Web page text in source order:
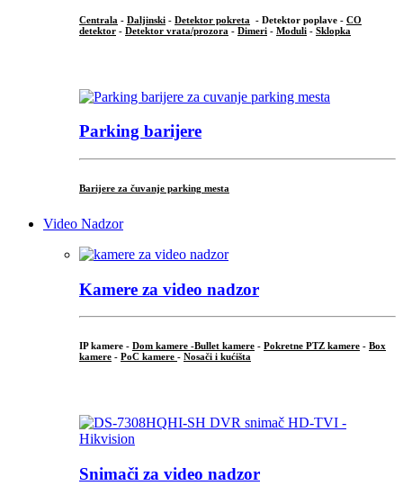
Centrala - Daljinski - Detektor pokreta - Detektor poplave - CO
detektor - Detektor vrata/prozora - Dimeri - Moduli - Sklopka
Parking barijere
Barijere za čuvanje parking mesta
Video Nadzor
Kamere za video nadzor
IP kamere - Dom kamere -Bullet kamere - Pokretne PTZ kamere - Box
kamere - PoC kamere - Nosači i kućišta
Snimači za video nadzor